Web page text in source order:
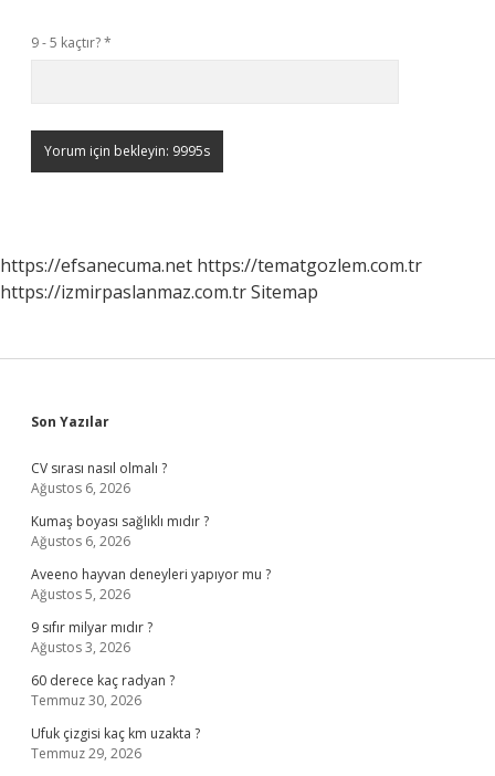
9 - 5 kaçtır?*
https://efsanecuma.net https://tematgozlem.com.tr
https://izmirpaslanmaz.com.trSitemap
Sidebar
Son Yazılar
CV sırası nasıl olmalı ?
Ağustos 6, 2026
Kumaş boyası sağlıklı mıdır ?
Ağustos 6, 2026
Aveeno hayvan deneyleri yapıyor mu ?
Ağustos 5, 2026
9 sıfır milyar mıdır ?
Ağustos 3, 2026
60 derece kaç radyan ?
Temmuz 30, 2026
Ufuk çizgisi kaç km uzakta ?
Temmuz 29, 2026